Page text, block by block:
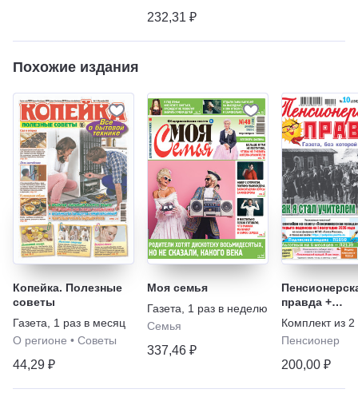
232,31 ₽
Похожие издания
Копейка. Полезные
советы
Газета
1 раз в месяц
О регионе • Советы
44,29 ₽
Моя семья
Газета
1 раз в неделю
Семья
337,46 ₽
правда +
правда. Я
Комплект из 2
Пенсионер
200,00 ₽